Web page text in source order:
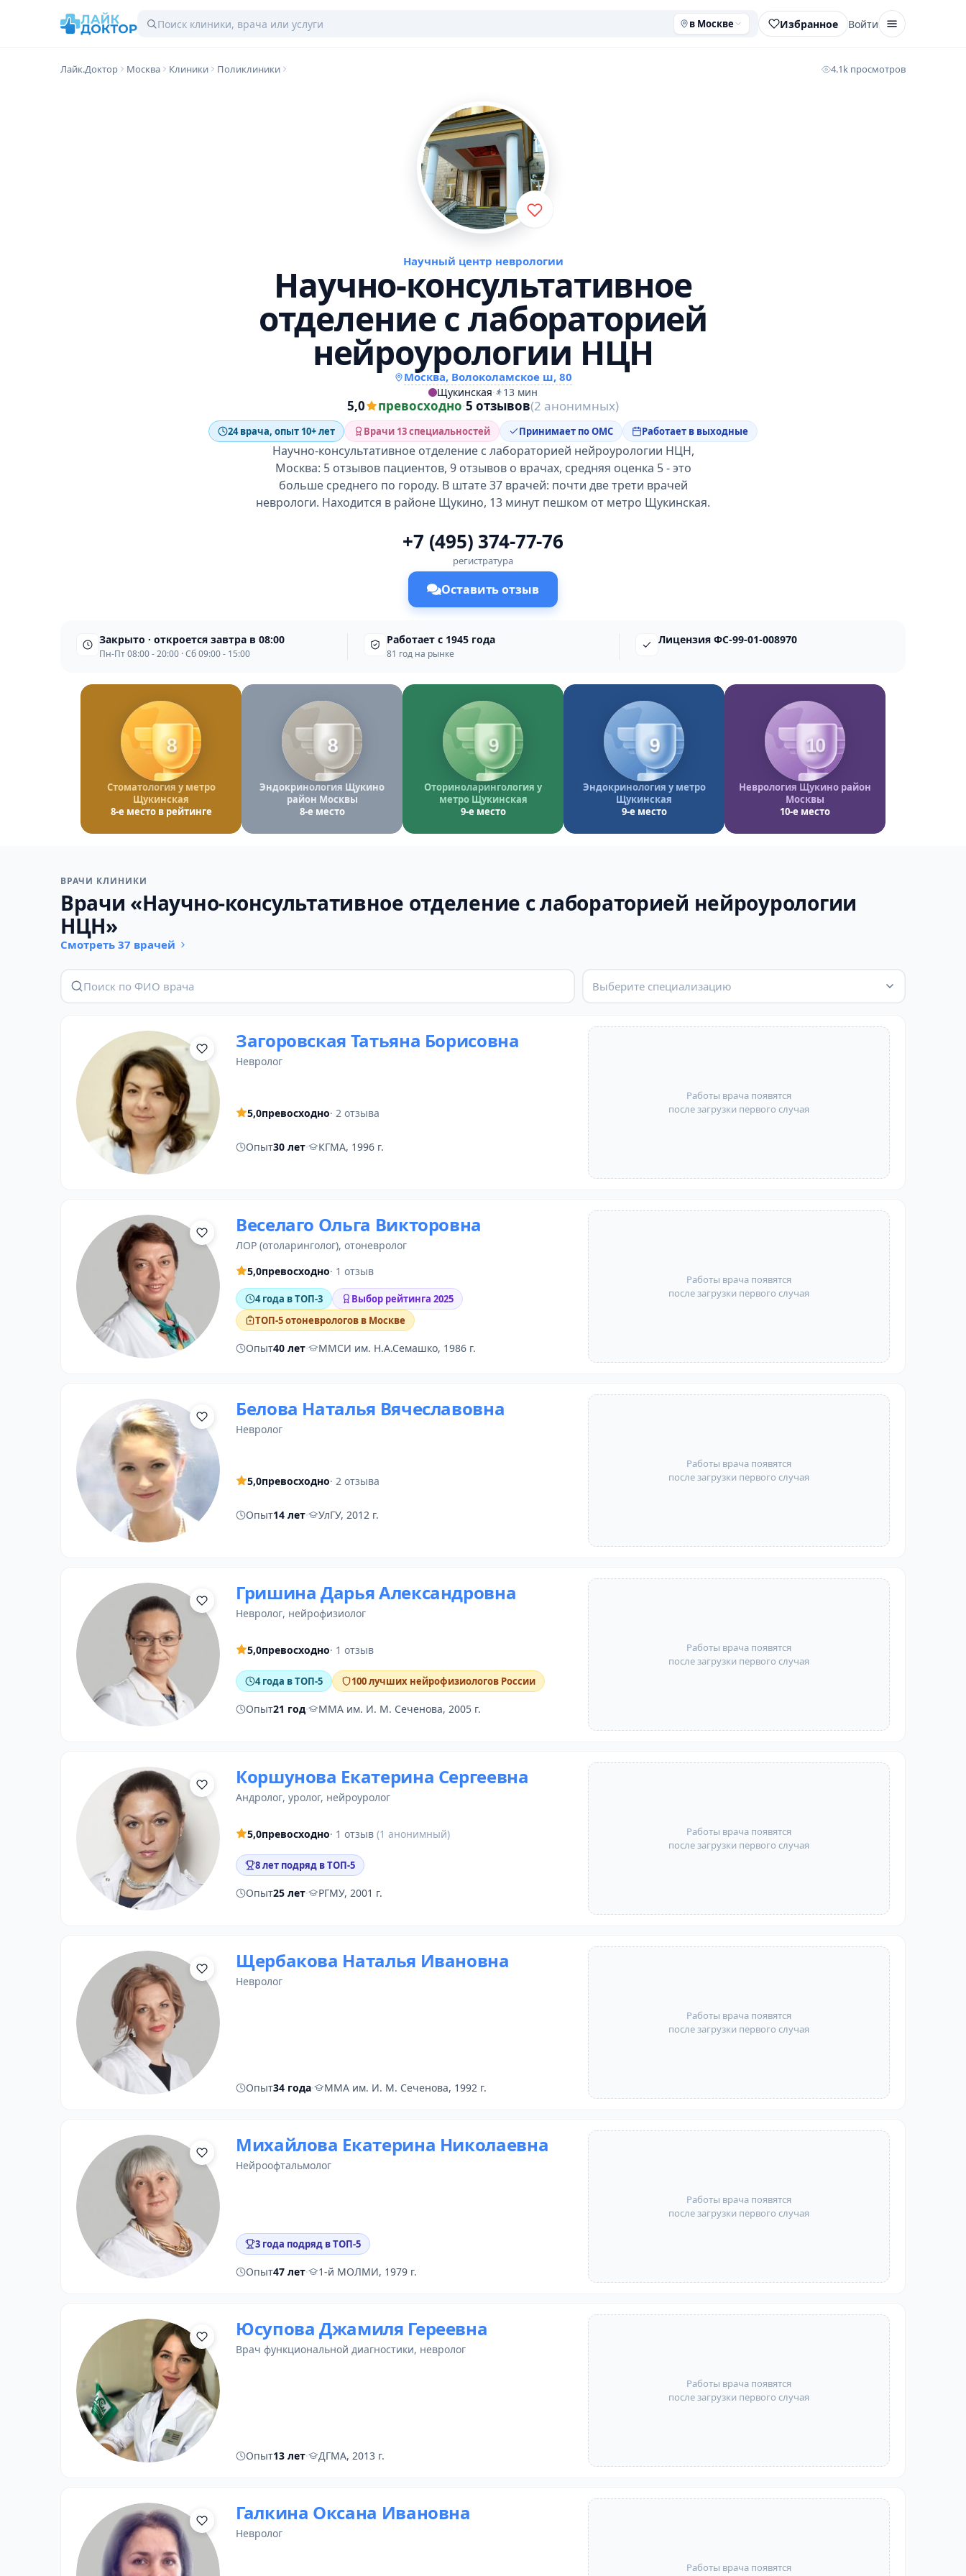
в Москве Избранное Войти
Лайк.Доктор Москва Клиники Поликлиники 4.1k просмотров
Научный центр неврологии
Научно-консультативное
отделение с лабораторией
нейроурологии НЦН
Москва, Волоколамское ш, 80
Щукинская· 13 мин
5,0 превосходно·5 отзывов(2 анонимных)
24 врача, опыт 10+ лет Врачи 13 специальностей Принимает по ОМС Работает в выходные
Научно-консультативное отделение с лабораторией нейроурологии НЦН,
Москва: 5 отзывов пациентов, 9 отзывов о врачах, средняя оценка 5 - это
больше среднего по городу. В штате 37 врачей: почти две трети врачей
неврологи. Находится в районе Щукино, 13 минут пешком от метро Щукинская.
+7 (495) 374-77-76
регистратура
Оставить отзыв
Закрыто · откроется завтра в 08:00
Пн-Пт 08:00 - 20:00 · Сб 09:00 - 15:00
Работает с 1945 года
81 год на рынке
Лицензия ФС-99-01-008970
8
Стоматология у метро
Щукинская
8-е место в рейтинге
8
Эндокринология Щукино
район Москвы
8-е место
9
Оториноларингология у
метро Щукинская
9-е место
9
Эндокринология у метро
Щукинская
9-е место
10
Неврология Щукино район
Москвы
10-е место
ВРАЧИ КЛИНИКИ
Врачи «Научно-консультативное отделение с лабораторией нейроурологии
НЦН»
Смотреть 37 врачей
Выберите специализацию
Загоровская Татьяна Борисовна
невролог
5,0превосходно· 2 отзыва
Опыт30 лет· КГМА, 1996 г.
Работы врача появятся
после загрузки первого случая
Веселаго Ольга Викторовна
ЛОР (отоларинголог), отоневролог
5,0превосходно· 1 отзыв
4 года в ТОП-3
Выбор рейтинга 2025
ТОП-5 отоневрологов в Москве
Опыт40 лет· ММСИ им. Н.А.Семашко, 1986 г.
Работы врача появятся
после загрузки первого случая
Белова Наталья Вячеславовна
невролог
5,0превосходно· 2 отзыва
Опыт14 лет· УлГУ, 2012 г.
Работы врача появятся
после загрузки первого случая
Гришина Дарья Александровна
невролог, нейрофизиолог
5,0превосходно· 1 отзыв
4 года в ТОП-5 100 лучших нейрофизиологов России
Опыт21 год· ММА им. И. М. Сеченова, 2005 г.
Работы врача появятся
после загрузки первого случая
Коршунова Екатерина Сергеевна
андролог, уролог, нейроуролог
5,0превосходно· 1 отзыв (1 анонимный)
8 лет подряд в ТОП-5
Опыт25 лет· РГМУ, 2001 г.
Работы врача появятся
после загрузки первого случая
Щербакова Наталья Ивановна
невролог
Опыт34 года· ММА им. И. М. Сеченова, 1992 г.
Работы врача появятся
после загрузки первого случая
Михайлова Екатерина Николаевна
нейроофтальмолог
3 года подряд в ТОП-5
Опыт47 лет· 1-й МОЛМИ, 1979 г.
Работы врача появятся
после загрузки первого случая
Юсупова Джамиля Гереевна
врач функциональной диагностики, невролог
Опыт13 лет· ДГМА, 2013 г.
Работы врача появятся
после загрузки первого случая
Галкина Оксана Ивановна
невролог
Работы врача появятся